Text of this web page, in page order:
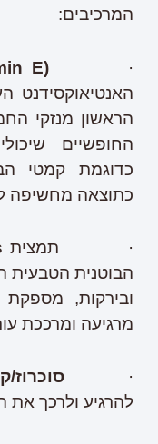
המרכיבים:
·
E)
הראשון מנזקי
החופשיים
כדוגמת קמטי
כתוצאה מחשיפה
· תמצית
הבוטנית הטבעית
ובירקות, מספקת
מרגיעה ומרככת
· סוכרוז/
להרגיע ולרכך